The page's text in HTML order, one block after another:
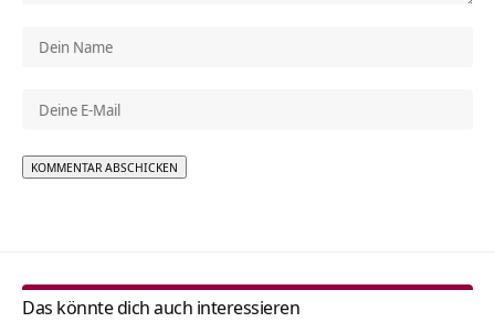
Das könnte dich auch interessieren